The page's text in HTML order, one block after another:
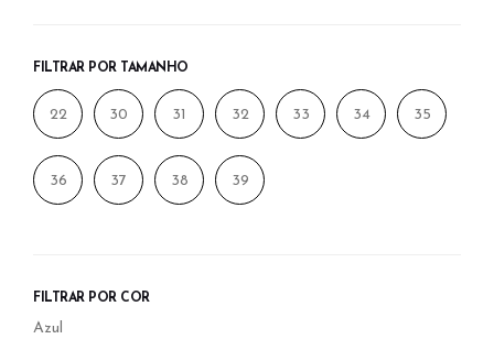
FILTRAR POR TAMANHO
22 30 31 32 33 34 35
36 37 38 39
FILTRAR POR COR
Azul